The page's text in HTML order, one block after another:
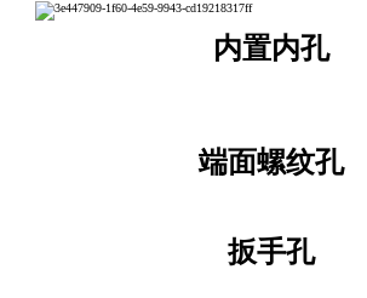
内置内孔
端面螺纹孔
扳手孔